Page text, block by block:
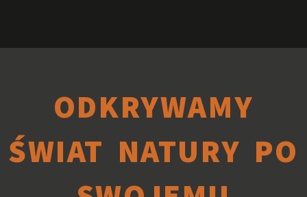
ODKRYWAMY
ŚWIAT NATURY PO